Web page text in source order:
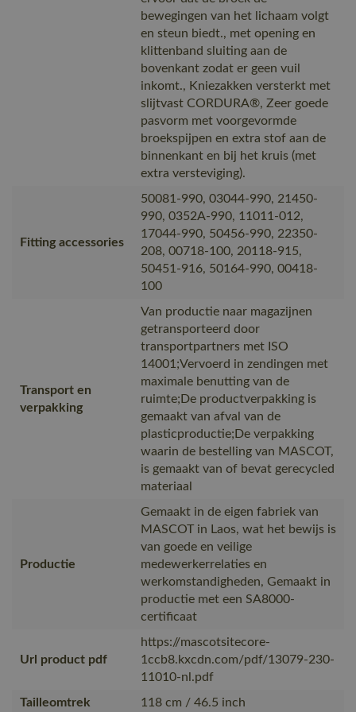
bewegingen van het lichaam volgt
en steun biedt., met opening en
klittenband sluiting aan de
bovenkant zodat er geen vuil
inkomt., Kniezakken versterkt met
slijtvast CORDURA®, Zeer goede
pasvorm met voorgevormde
broekspijpen en extra stof aan de
binnenkant en bij het kruis (met
extra versteviging).
Fitting accessories
50081-990, 03044-990, 21450-
990, 0352A-990, 11011-012,
17044-990, 50456-990, 22350-
208, 00718-100, 20118-915,
50451-916, 50164-990, 00418-
100
Transport en
verpakking
Van productie naar magazijnen
getransporteerd door
transportpartners met ISO
14001;Vervoerd in zendingen met
maximale benutting van de
ruimte;De productverpakking is
gemaakt van afval van de
plasticproductie;De verpakking
waarin de bestelling van MASCOT,
is gemaakt van of bevat gerecycled
materiaal
Productie
Gemaakt in de eigen fabriek van
MASCOT in Laos, wat het bewijs is
van goede en veilige
medewerkerrelaties en
werkomstandigheden, Gemaakt in
productie met een SA8000-
certificaat
Url product pdf
https://mascotsitecore-
1ccb8.kxcdn.com/pdf/13079-230-
11010-nl.pdf
Tailleomtrek
118 cm / 46.5 inch